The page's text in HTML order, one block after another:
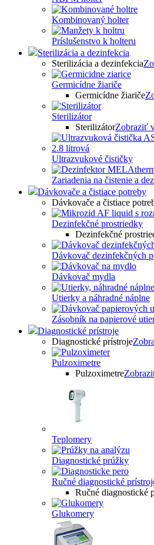
Kombinovaný holter
Príslušenstvo k holteru
Sterilizácia a dezinfekcia
Sterilizácia a dezinfekcia
Germicídne žiariče
Germicídne žiariče
Sterilizátor
SterilizátorZobraziť
Ultrazvukové čističky
Zariadenia na čistenie a
Dávkovače a čistiace potreby
Dávkovače a čistiace
Dezinfekčné prostriedky
Dezinfekčné
Dávkovač dezinfekčných
Dávkovač mydla
Utierky a náhradné náplne
Zásobník na papierové
Diagnostické prístroje
Diagnostické prístroje
Pulzoximetre
Pulzoximetre
Teplomery
Diagnostické prúžky
Ručné diagnostické
Ručné diagnostické
Glukomery